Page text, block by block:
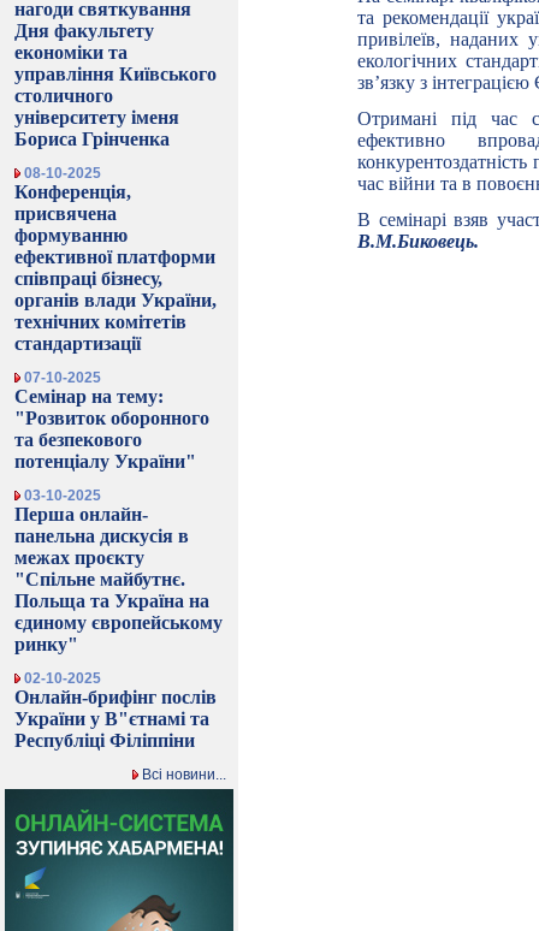
нагоди святкування
Дня факультету
економіки та
управління Київського
столичного
університету іменя
Бориса Грінченка
08-10-2025
Конференція,
присвячена
формуванню
ефективної платформи
співпраці бізнесу,
органів влади України,
технічних комітетів
стандартизації
07-10-2025
Семінар на тему:
"Розвиток оборонного
та безпекового
потенціалу України"
03-10-2025
Перша онлайн-
панельна дискусія в
межах проєкту
"Спільне майбутнє.
Польща та Україна на
єдиному європейському
ринку"
02-10-2025
Онлайн-брифінг послів
України у В"єтнамі та
Республіці Філіппіни
Всі новини...
та рекомендації
привілеїв, наданих
екологічних
зв’язку з
Отримані під час
ефективно
час війни та в
В семінарі взяв
В.М.Биковець.